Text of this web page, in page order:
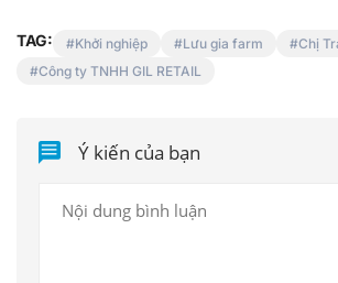
TAG: Khởi nghiệp Lưu gia farm
Chị
Công ty TNHH GIL RETAIL
Ý kiến của bạn